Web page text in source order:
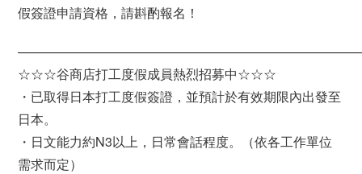
假簽證申請資格，請斟酌報名！
☆☆☆谷商店打工度假成員熱烈招募中☆☆☆
・已取得日本打工度假簽證，並預計於有效期限內出發至
日本。
・日文能力約N3以上，日常會話程度。（依各工作單位
需求而定）